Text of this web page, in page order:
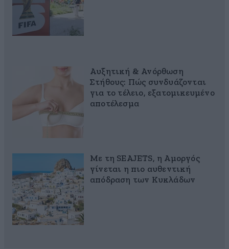
Αυξητική & Ανόρθωση
Στήθους: Πώς συνδυάζονται
για το τέλειο, εξατομικευμένο
αποτέλεσμα
Με τη SEAJETS, η Αμοργός
γίνεται η πιο αυθεντική
απόδραση των Κυκλάδων